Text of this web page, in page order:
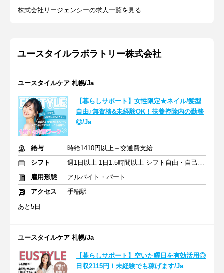
株式会社リージェンシーの求人一覧を見る
ユースタイルラボラトリー株式会社
ユースタイルケア 札幌/Ja
【暮らしサポート】女性限定★ネイル/髪型
自由♪無資格&未経験OK！扶養控除内の勤務
◎/Ja
給与
時給1410円以上＋交通費支給
シフト
週1日以上 1日1.5時間以上 シフト自由・自己申告
雇用形態
アルバイト・パート
アクセス
手稲駅
あと5日
ユースタイルケア 札幌/Ja
【暮らしサポート】空いた曜日を有効活用◎
日収2115円！未経験でも稼げます/Ja